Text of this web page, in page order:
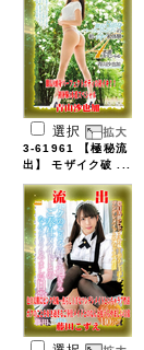
選択
3-61961 【極秘流
出】 モザイク破 ...